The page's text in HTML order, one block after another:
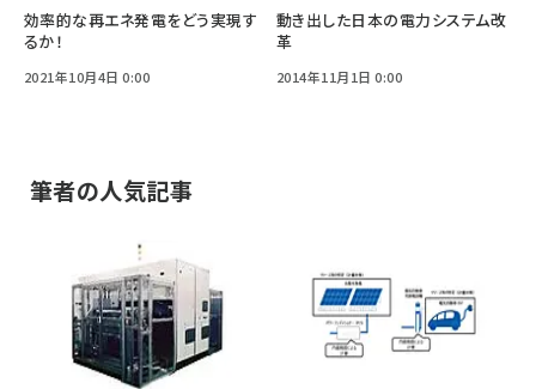
効率的な再エネ発電をどう実現す
るか！
2021年10月4日 0:00
動き出した日本の電力システム改
革
2014年11月1日 0:00
筆者の人気記事